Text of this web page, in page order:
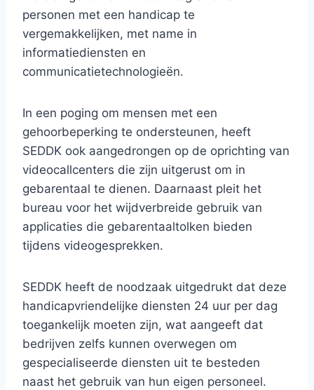
personen met een handicap te
vergemakkelijken, met name in
informatiediensten en
communicatietechnologieën.
In een poging om mensen met een
gehoorbeperking te ondersteunen, heeft
SEDDK ook aangedrongen op de oprichting van
videocallcenters die zijn uitgerust om in
gebarentaal te dienen. Daarnaast pleit het
bureau voor het wijdverbreide gebruik van
applicaties die gebarentaaltolken bieden
tijdens videogesprekken.
SEDDK heeft de noodzaak uitgedrukt dat deze
handicapvriendelijke diensten 24 uur per dag
toegankelijk moeten zijn, wat aangeeft dat
bedrijven zelfs kunnen overwegen om
gespecialiseerde diensten uit te besteden
naast het gebruik van hun eigen personeel.